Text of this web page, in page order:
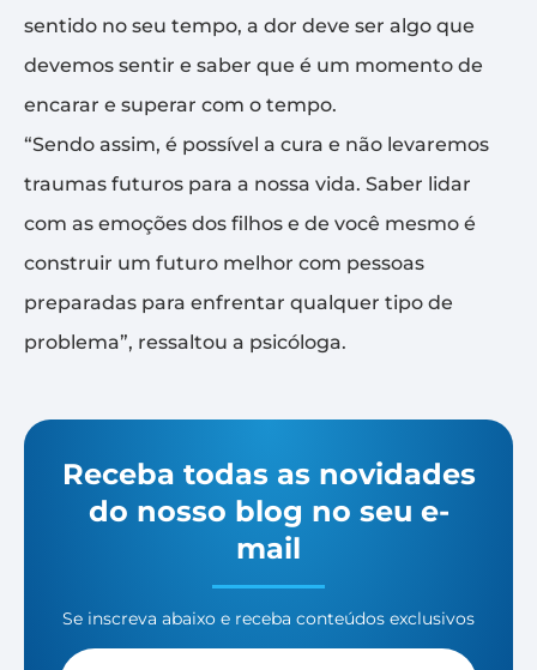
sentido no seu tempo, a dor deve ser algo que
devemos sentir e saber que é um momento de
encarar e superar com o tempo.
“Sendo assim, é possível a cura e não levaremos
traumas futuros para a nossa vida. Saber lidar
com as emoções dos filhos e de você mesmo é
construir um futuro melhor com pessoas
preparadas para enfrentar qualquer tipo de
problema”, ressaltou a psicóloga.
Receba todas as novidades
do nosso blog no seu e-
mail
Se inscreva abaixo e receba conteúdos exclusivos